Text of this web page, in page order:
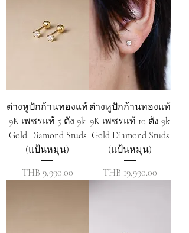
ต่างหูปักก้านทองแท้
9K เพชรแท้ 5 ตัง 9k
Gold Diamond Studs
(แป้นหมุน)
ราคา
THB 9,990.00
ต่างหูปักก้านทองแท้
9K เพชรแท้ 10 ตัง 9k
Gold Diamond Studs
(แป้นหมุน)
ราคา
THB 19,990.00